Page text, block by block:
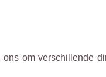
om verschillende